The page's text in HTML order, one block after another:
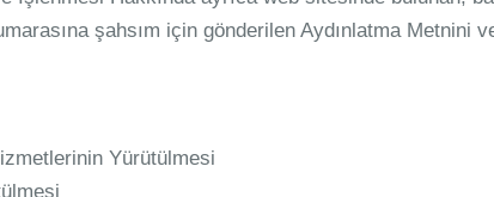
şahsım için gönderilen Aydınlatma Metnini
Yürütülmesi